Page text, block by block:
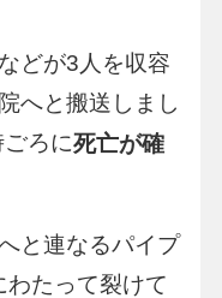
どが3人を収容
へと搬送しまし
ろに死亡が確
と連なるパイプ
わたって裂けて